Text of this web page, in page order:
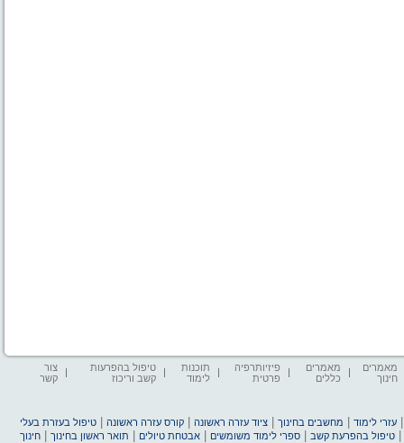
מאמרים
חינוך
מאמרים
כללים
פיזיותרפיה
פרטית
תוכנות
לימוד
טיפול בהפרעות
קשב וריכוז
צור
קשר
עזרי לימוד מחשבים בחינוך |ציוד עזרה ראשונה |קורס עזרה ראשונה |טיפול בעזרת בעלי
|טיפול בהפרעת קשב |ספרי לימוד משומשים |אבטחת טיולים תואר ראשון בחינוך |חינוך